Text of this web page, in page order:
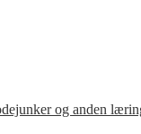
og anden